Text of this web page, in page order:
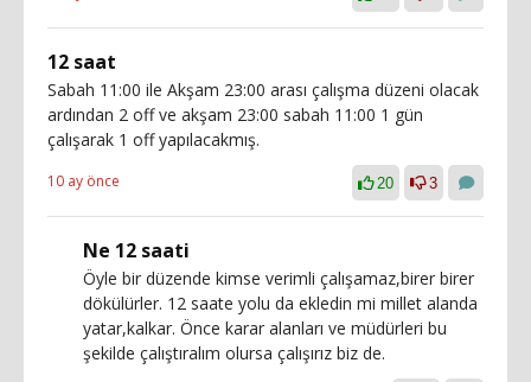
12 saat
Sabah 11:00 ile Akşam 23:00 arası çalışma düzeni olacak
ardından 2 off ve akşam 23:00 sabah 11:00 1 gün
çalışarak 1 off yapılacakmış.
10 ay önce 20 3
Ne 12 saati
Öyle bir düzende kimse verimli çalışamaz,birer birer
dökülürler. 12 saate yolu da ekledin mi millet alanda
yatar,kalkar. Önce karar alanları ve müdürleri bu
şekilde çalıştıralım olursa çalışırız biz de.